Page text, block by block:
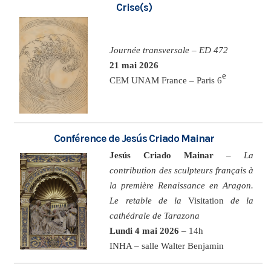
Crise(s)
Journée transversale – ED 472
21 mai 2026
CEM UNAM France – Paris 6e
Conférence de Jesús Criado Mainar
Jesús Criado Mainar – La
contribution des sculpteurs français à
la première Renaissance en Aragon.
Le retable de la Visitation de la
cathédrale de Tarazona
Lundi 4 mai 2026 – 14h
INHA – salle Walter Benjamin